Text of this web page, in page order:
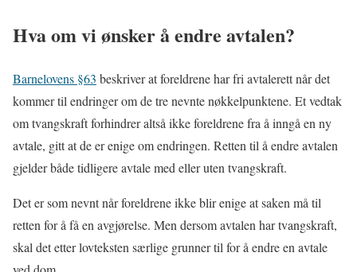
Hva om vi ønsker å endre avtalen?
Barnelovens §63 beskriver at foreldrene har fri avtalerett når det
kommer til endringer om de tre nevnte nøkkelpunktene. Et vedtak
om tvangskraft forhindrer altså ikke foreldrene fra å inngå en ny
avtale, gitt at de er enige om endringen. Retten til å endre avtalen
gjelder både tidligere avtale med eller uten tvangskraft.
Det er som nevnt når foreldrene ikke blir enige at saken må til
retten for å få en avgjørelse. Men dersom avtalen har tvangskraft,
skal det etter lovteksten særlige grunner til for å endre en avtale